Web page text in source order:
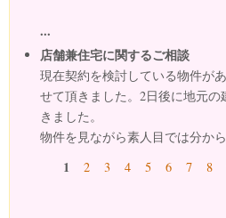
...
店舗兼住宅に関するご相談
現在契約を検討している物件が
せて頂きました。2日後に地元
きました。
物件を見ながら素人目では分か
ページ1 2 3 4 5 6 7 8